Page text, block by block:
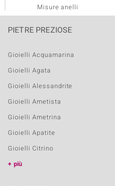
Misure anelli
PIETRE PREZIOSE
Gioielli Acquamarina
Gioielli Agata
Gioielli Alessandrite
Gioielli Ametista
Gioielli Ametrina
Gioielli Apatite
Gioielli Citrino
più